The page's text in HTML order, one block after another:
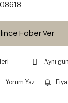
Haber Ver
Aynı
Yorum Yaz